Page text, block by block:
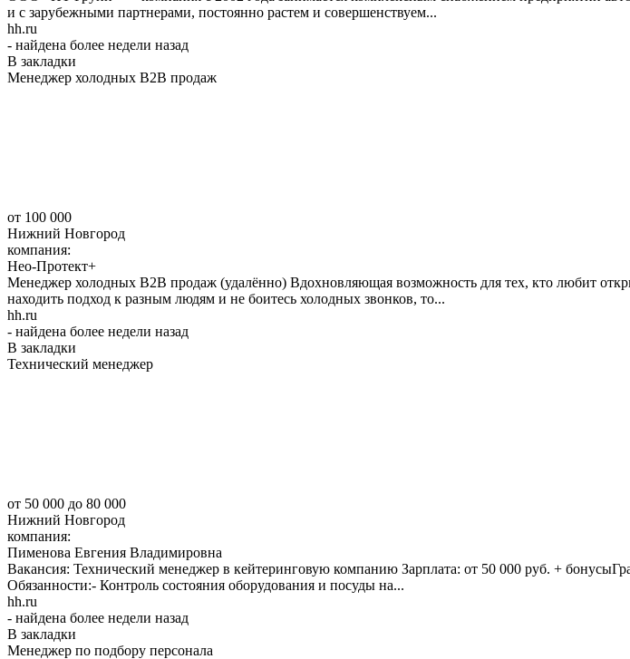
и с зарубежными партнерами, постоянно растем и совершенствуем...
hh.ru
- найдена более недели назад
В закладки
Менеджер холодных В2В продаж
от 100 000
Нижний Новгород
компания:
Нео-Протект+
Менеджер холодных В2В продаж (удалённо) Вдохновляющая возможность для тех, кто любит
находить подход к разным людям и не боитесь холодных звонков, то...
hh.ru
- найдена более недели назад
В закладки
Технический менеджер
от 50 000 до 80 000
Нижний Новгород
компания:
Пименова Евгения Владимировна
Вакансия: Технический менеджер в кейтеринговую компанию Зарплата: от 50 000 руб. +
Обязанности:- Контроль состояния оборудования и посуды на...
hh.ru
- найдена более недели назад
В закладки
Менеджер по подбору персонала